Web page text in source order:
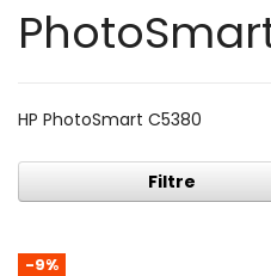
HP PhotoSmart C5380
Filtre
-9%